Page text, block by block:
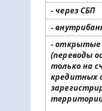
- через СБП
-
- открытые
(переводы
только на
кредитных